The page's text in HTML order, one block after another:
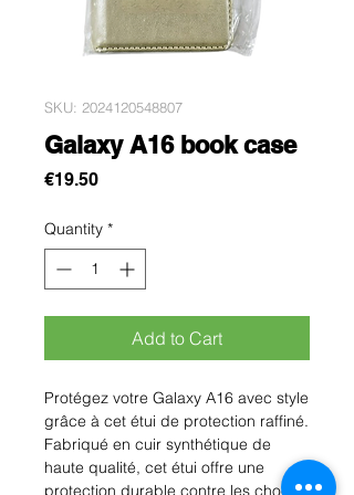
SKU: 2024120548807
Galaxy A16 book case
€19.50Price
Quantity *
Add to Cart
Protégez votre Galaxy A16 avec style
grâce à cet étui de protection raffiné.
Fabriqué en cuir synthétique de
haute qualité, cet étui offre une
protection durable contre les chocs,